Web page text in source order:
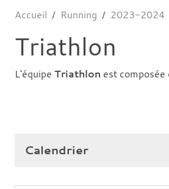
Accueil Running 2023-2024
Triathlon
L'équipe Triathlon est composée
Calendrier